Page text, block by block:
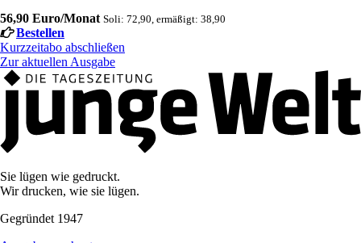
56,90 Euro/Monat Soli: 72,90, ermäßigt: 38,90
Bestellen
Kurzzeitabo abschließen
Zur aktuellen Ausgabe
Sie lügen wie gedruckt.
Wir drucken, wie sie lügen.
Gegründet 1947